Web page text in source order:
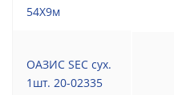
54Х9м
ОАЗИС SEC сух.
1шт. 20-02335